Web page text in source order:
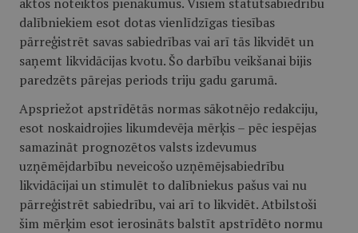
dalībniekiem esot dotas vienlīdzīgas tiesības
pārreģistrēt savas sabiedrības vai arī tās likvidēt un
saņemt likvidācijas kvotu. Šo darbību veikšanai bijis
paredzēts pārejas periods triju gadu garumā.
Apspriežot apstrīdētās normas sākotnējo redakciju,
esot noskaidrojies likumdevēja mērķis – pēc iespējas
samazināt prognozētos valsts izdevumus
uzņēmējdarbību neveicošo uzņēmējsabiedrību
likvidācijai un stimulēt to dalībniekus pašus vai nu
pārreģistrēt sabiedrību, vai arī to likvidēt. Atbilstoši
šim mērķim esot ierosināts balstīt apstrīdēto normu